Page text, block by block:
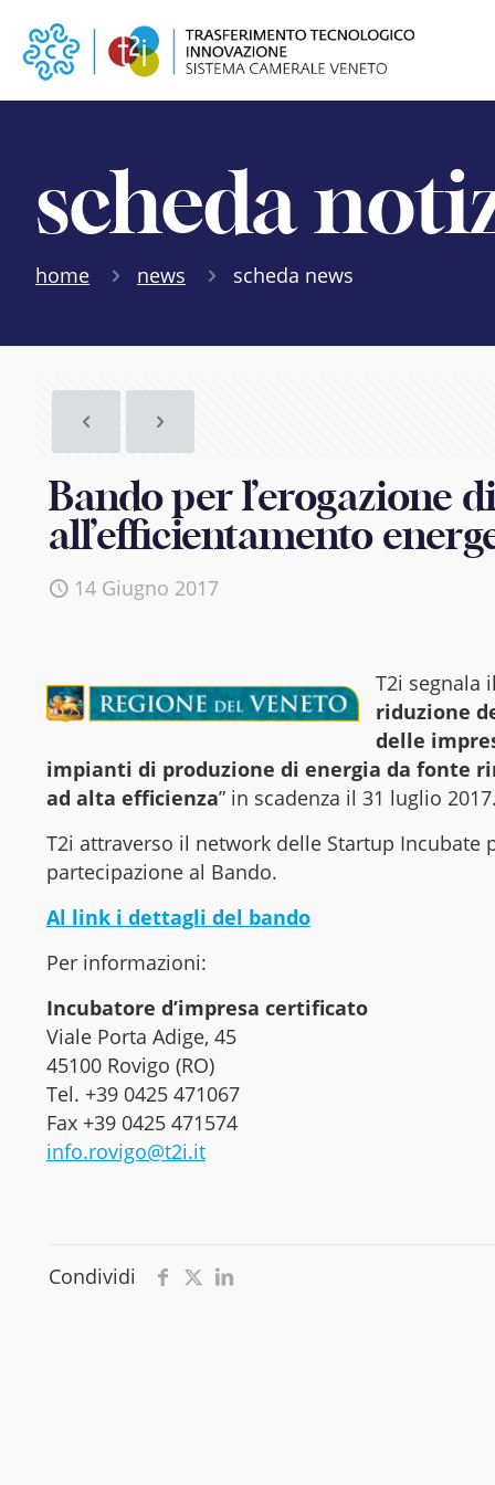
scheda
home news scheda news
Bando per l’erogazione
all’efficientamento
14 Giugno 2017
T2i segnala
riduzione
delle
impianti di produzione di energia da fonte
ad alta efficienza” in scadenza il 31 luglio
T2i attraverso il network delle Startup Incubate
partecipazione al Bando.
Al link i dettagli del bando
Per informazioni:
Incubatore d’impresa certificato
Viale Porta Adige, 45
45100 Rovigo (RO)
Tel. +39 0425 471067
Fax +39 0425 471574
info.rovigo@t2i.it
Condividi